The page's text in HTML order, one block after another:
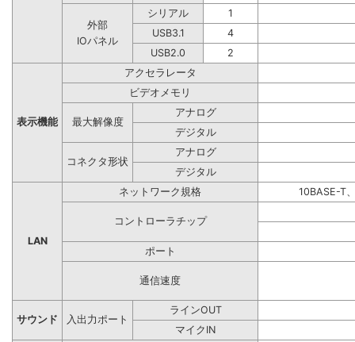
外部
IOパネル
シリアル
1
USB3.1
4
USB2.0
2
表示機能
アクセラレータ
ビデオメモリ
最大解像度
アナログ
デジタル
コネクタ形状
アナログ
デジタル
LAN
ネットワーク規格 10BASE-T
コントローラチップ
ポート
通信速度
サウンド 入出力ポート
ラインOUT
マイクIN